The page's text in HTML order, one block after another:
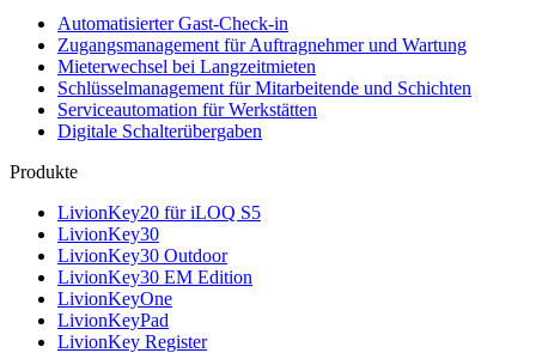
Automatisierter Gast-Check-in
Zugangsmanagement für Auftragnehmer und Wartung
Mieterwechsel bei Langzeitmieten
Schlüsselmanagement für Mitarbeitende und Schichten
Serviceautomation für Werkstätten
Digitale Schalterübergaben
Produkte
LivionKey20 für iLOQ S5
LivionKey30
LivionKey30 Outdoor
LivionKey30 EM Edition
LivionKeyOne
LivionKeyPad
LivionKey Register